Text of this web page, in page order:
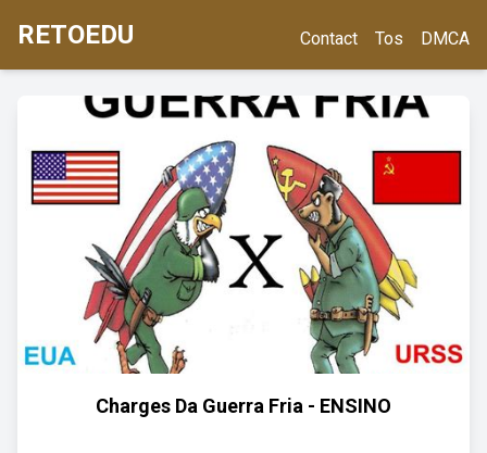
RETOEDU Contact Tos DMCA
Charges Da Guerra Fria - ENSINO